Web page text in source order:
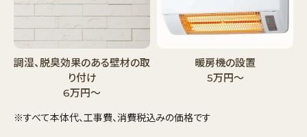
調湿、脱臭効果のある壁材の取
り付け
6万円〜
暖房機の設置
5万円～
※すべて本体代、工事費、消費税込みの価格です